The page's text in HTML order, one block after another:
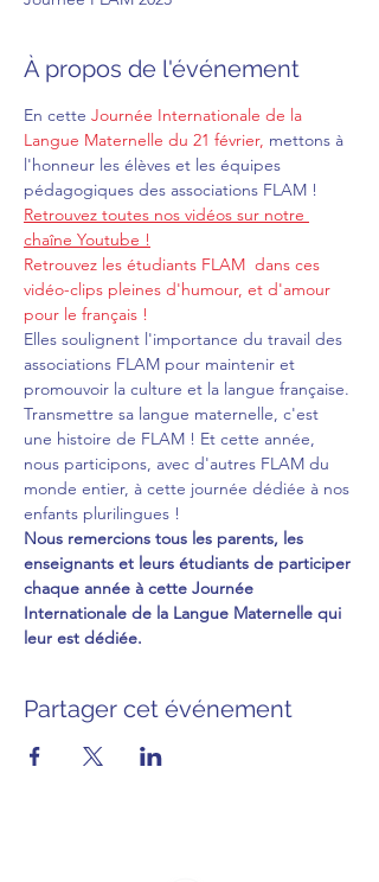
À propos de l'événement
En cette Journée Internationale de la
Langue Maternelle du 21 février, mettons à
l'honneur les élèves et les équipes
pédagogiques des associations FLAM !
Retrouvez toutes nos vidéos sur notre
chaîne Youtube !
Retrouvez les étudiants FLAM  dans ces
vidéo-clips pleines d'humour, et d'amour
pour le français !
Elles soulignent l'importance du travail des
associations FLAM pour maintenir et
promouvoir la culture et la langue française.
Transmettre sa langue maternelle, c'est
une histoire de FLAM ! Et cette année,
nous participons, avec d'autres FLAM du
monde entier, à cette journée dédiée à nos
enfants plurilingues !
Nous remercions tous les parents, les
enseignants et leurs étudiants de participer
chaque année à cette Journée
Internationale de la Langue Maternelle qui
leur est dédiée.
Partager cet événement